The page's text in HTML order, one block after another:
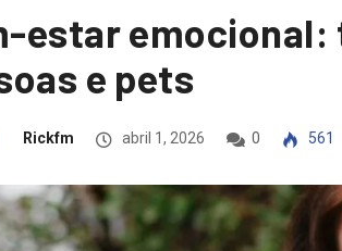
estar
e pets
Rickfm abril 1, 2026 0 561